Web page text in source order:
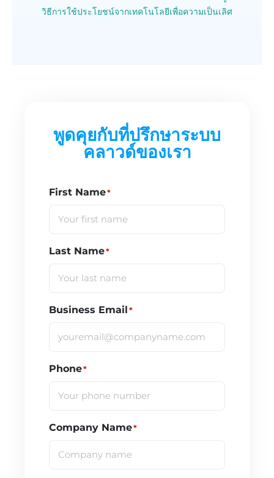
วิธีการใช้ประโยชน์จากเทคโนโลยีเพื่อความเป็นเลิศ
พูดคุยกับที่ปรึกษาระบบ
คลาวด์ของเรา
First Name*
Last Name*
Business Email*
Phone*
Company Name*